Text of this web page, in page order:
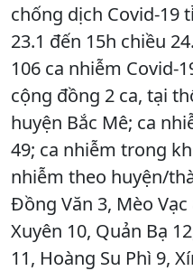
chống dịch Covid-19
23.1 đến 15h chiều
106 ca nhiễm Covid-
cộng đồng 2 ca, tại
huyện Bắc Mê; ca
49; ca nhiễm trong
nhiễm theo huyện/
Đồng Văn 3, Mèo Vạc
Xuyên 10, Quản Bạ
11, Hoàng Su Phì 9,